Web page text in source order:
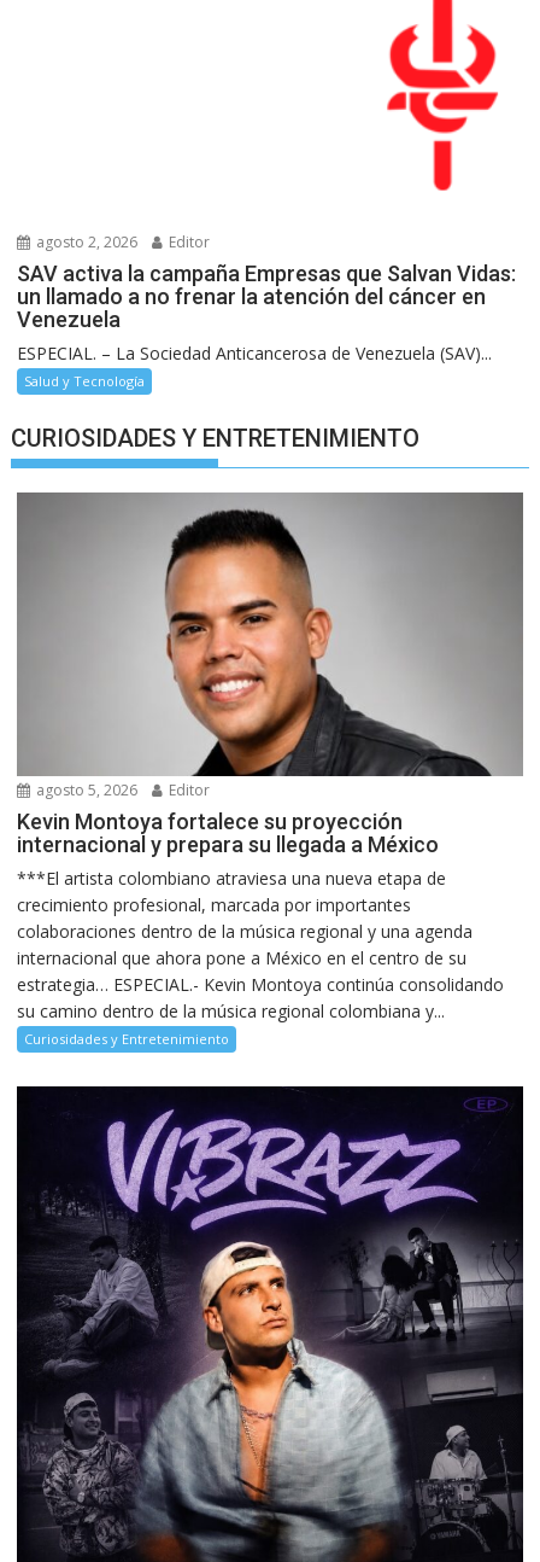
agosto 2, 2026 Editor
SAV activa la campaña Empresas que Salvan Vidas:
un llamado a no frenar la atención del cáncer en
Venezuela
ESPECIAL. – La Sociedad Anticancerosa de Venezuela (SAV)...
Salud y Tecnología
CURIOSIDADES Y ENTRETENIMIENTO
agosto 5, 2026 Editor
Kevin Montoya fortalece su proyección
internacional y prepara su llegada a México
***El artista colombiano atraviesa una nueva etapa de
crecimiento profesional, marcada por importantes
colaboraciones dentro de la música regional y una agenda
internacional que ahora pone a México en el centro de su
estrategia… ESPECIAL.- Kevin Montoya continúa consolidando
su camino dentro de la música regional colombiana y...
Curiosidades y Entretenimiento